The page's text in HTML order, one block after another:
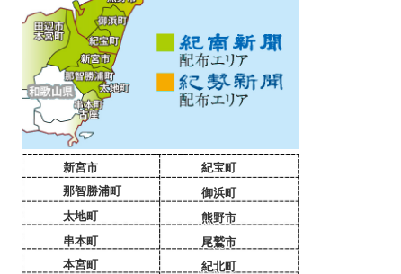
新宮市
那智勝浦町
太地町
串本町
本宮町
紀宝町
御浜町
熊野市
尾鷲市
紀北町